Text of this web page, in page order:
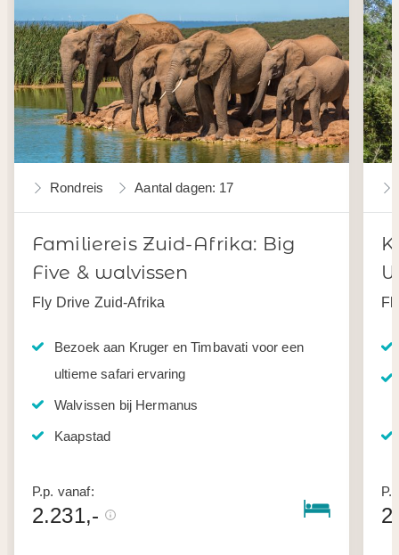
Rondreis Aantal dagen: 17
Familiereis Zuid-Afrika: Big
Five & walvissen
Fly Drive Zuid-Afrika
Bezoek aan Kruger en Timbavati voor een
ultieme safari ervaring
Walvissen bij Hermanus
Kaapstad
P.p. vanaf:
2.231,-